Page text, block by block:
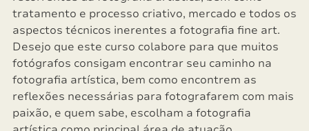
tratamento e processo criativo, mercado e todos os
aspectos técnicos inerentes a fotografia fine art.
Desejo que este curso colabore para que muitos
fotógrafos consigam encontrar seu caminho na
fotografia artística, bem como encontrem as
reflexões necessárias para fotografarem com mais
paixão, e quem sabe, escolham a fotografia